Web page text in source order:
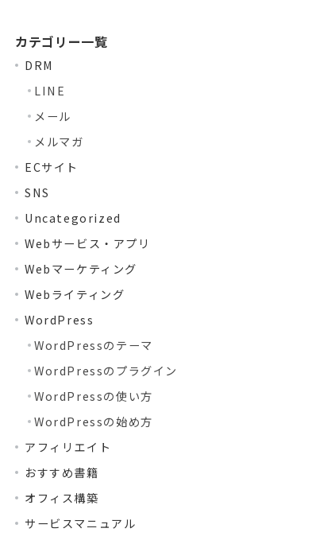
カテゴリー一覧
DRM
LINE
メール
メルマガ
ECサイト
SNS
Uncategorized
Webサービス・アプリ
Webマーケティング
Webライティング
WordPress
WordPressのテーマ
WordPressのプラグイン
WordPressの使い方
WordPressの始め方
アフィリエイト
おすすめ書籍
オフィス構築
サービスマニュアル